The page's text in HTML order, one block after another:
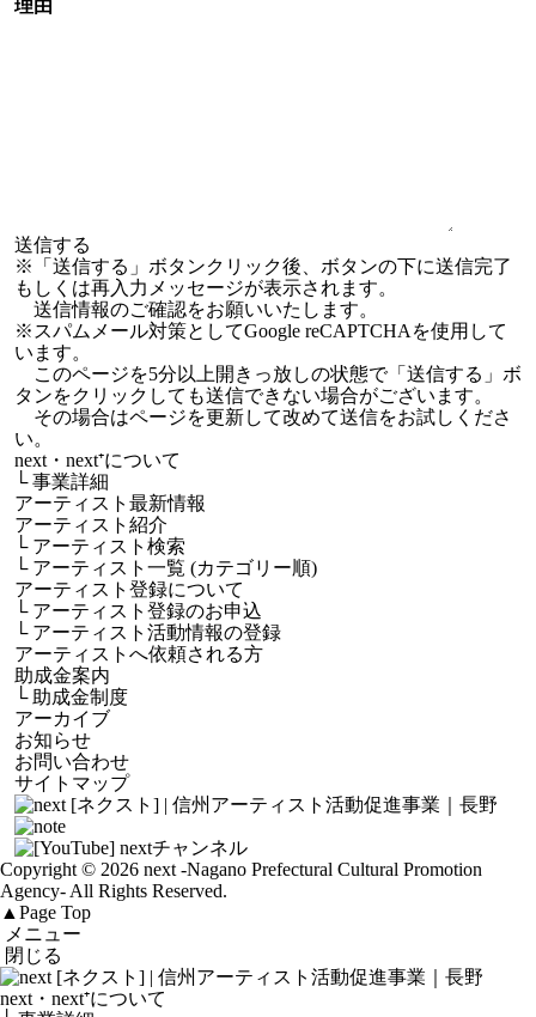
理由
※「送信する」ボタンクリック後、ボタンの下に送信完了
もしくは再入力メッセージが表示されます。
送信情報のご確認をお願いいたします。
※スパムメール対策としてGoogle reCAPTCHAを使用して
います。
このページを5分以上開きっ放しの状態で「送信する」ボ
タンをクリックしても送信できない場合がございます。
その場合はページを更新して改めて送信をお試しくださ
い。
next・next⁺について
└事業詳細
アーティスト最新情報
アーティスト紹介
└ アーティスト検索
└ アーティスト一覧 (カテゴリー順)
アーティスト登録について
└ アーティスト登録のお申込
└ アーティスト活動情報の登録
アーティストへ依頼される方
助成金案内
└ 助成金制度
アーカイブ
お知らせ
お問い合わせ
サイトマップ
Copyright © 2026 next -Nagano Prefectural Cultural Promotion
Agency- All Rights Reserved.
▲ Page Top
メニュー
閉じる
next・next⁺について